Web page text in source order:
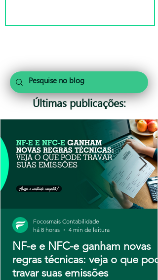
Últimas publicações:
NF-e e NFC-e ganham novas
regras técnicas: veja o que
travar suas emissões
Focosmais Contabilidade
há 8 horas
4 min de leitura